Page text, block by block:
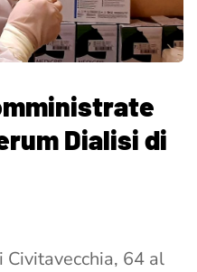
Dialisi di
Civitavecchia, 64 al